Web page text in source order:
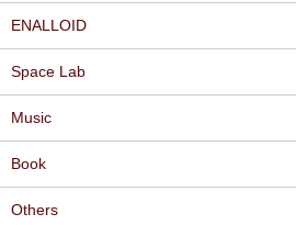
ENALLOID
Space Lab
Music
Book
Others